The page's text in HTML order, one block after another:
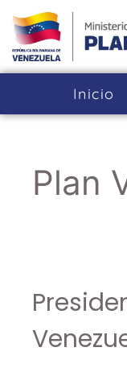
Inicio
Plan